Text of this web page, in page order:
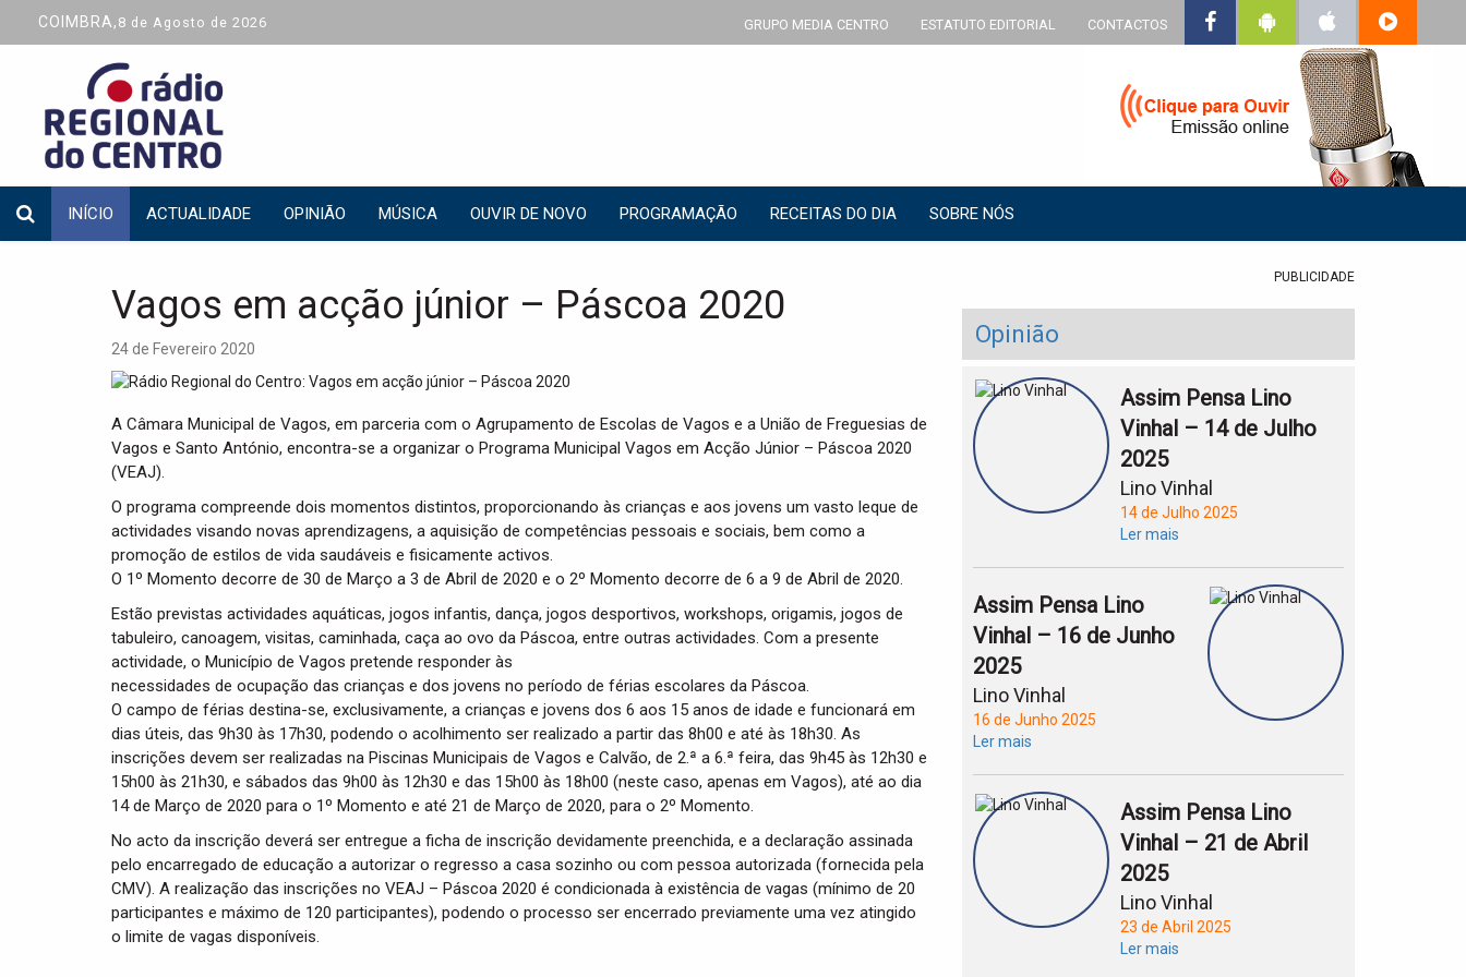
COIMBRA, 8 de Agosto de 2026 GRUPO MEDIA CENTRO ESTATUTO EDITORIAL CONTACTOS
INÍCIO ACTUALIDADE OPINIÃO MÚSICA OUVIR DE NOVO PROGRAMAÇÃO RECEITAS DO DIA SOBRE NÓS
Vagos em acção júnior – Páscoa 2020
24 de Fevereiro 2020
A Câmara Municipal de Vagos, em parceria com o Agrupamento de Escolas de Vagos e a União de Freguesias de
Vagos e Santo António, encontra-se a organizar o Programa Municipal Vagos em Acção Júnior – Páscoa 2020
(VEAJ).
O programa compreende dois momentos distintos, proporcionando às crianças e aos jovens um vasto leque de
actividades visando novas aprendizagens, a aquisição de competências pessoais e sociais, bem como a
promoção de estilos de vida saudáveis e fisicamente activos.
O 1º Momento decorre de 30 de Março a 3 de Abril de 2020 e o 2º Momento decorre de 6 a 9 de Abril de 2020.
Estão previstas actividades aquáticas, jogos infantis, dança, jogos desportivos, workshops, origamis, jogos de
tabuleiro, canoagem, visitas, caminhada, caça ao ovo da Páscoa, entre outras actividades. Com a presente
actividade, o Município de Vagos pretende responder às
necessidades de ocupação das crianças e dos jovens no período de férias escolares da Páscoa.
O campo de férias destina-se, exclusivamente, a crianças e jovens dos 6 aos 15 anos de idade e funcionará em
dias úteis, das 9h30 às 17h30, podendo o acolhimento ser realizado a partir das 8h00 e até às 18h30. As
inscrições devem ser realizadas na Piscinas Municipais de Vagos e Calvão, de 2.ª a 6.ª feira, das 9h45 às 12h30 e
15h00 às 21h30, e sábados das 9h00 às 12h30 e das 15h00 às 18h00 (neste caso, apenas em Vagos), até ao dia
14 de Março de 2020 para o 1º Momento e até 21 de Março de 2020, para o 2º Momento.
No acto da inscrição deverá ser entregue a ficha de inscrição devidamente preenchida, e a declaração assinada
pelo encarregado de educação a autorizar o regresso a casa sozinho ou com pessoa autorizada (fornecida pela
CMV). A realização das inscrições no VEAJ – Páscoa 2020 é condicionada à existência de vagas (mínimo de 20
participantes e máximo de 120 participantes), podendo o processo ser encerrado previamente uma vez atingido
o limite de vagas disponíveis.
PUBLICIDADE
Opinião
Assim Pensa Lino
Vinhal – 14 de Julho
2025
Lino Vinhal
14 de Julho 2025
Ler mais
Assim Pensa Lino
Vinhal – 16 de Junho
2025
Lino Vinhal
16 de Junho 2025
Ler mais
Assim Pensa Lino
Vinhal – 21 de Abril
2025
Lino Vinhal
23 de Abril 2025
Ler mais